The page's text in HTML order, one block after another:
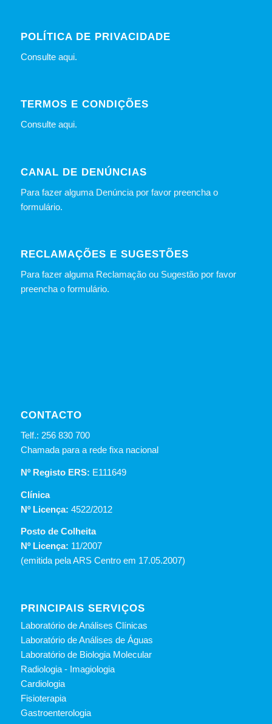
POLÍTICA DE PRIVACIDADE
Consulte aqui.
TERMOS E CONDIÇÕES
Consulte aqui.
CANAL DE DENÚNCIAS
Para fazer alguma Denúncia por favor preencha o
formulário.
RECLAMAÇÕES E SUGESTÕES
Para fazer alguma Reclamação ou Sugestão por favor
preencha o formulário.
CONTACTO
Telf.: 256 830 700
Chamada para a rede fixa nacional
Nº Registo ERS: E111649
Clínica
Nº Licença: 4522/2012
Posto de Colheita
Nº Licença: 11/2007
(emitida pela ARS Centro em 17.05.2007)
PRINCIPAIS SERVIÇOS
Laboratório de Análises Clínicas
Laboratório de Análises de Águas
Laboratório de Biologia Molecular
Radiologia - Imagiologia
Cardiologia
Fisioterapia
Gastroenterologia